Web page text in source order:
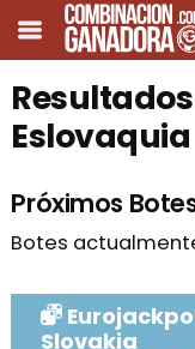
Eslovaquia
Próximos
Botes
Slovakia